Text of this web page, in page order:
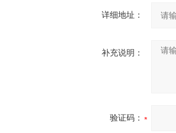
详细地址：
补充说明：
验证码：